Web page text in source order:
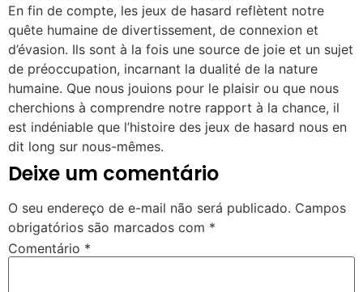
En fin de compte, les jeux de hasard reflètent notre
quête humaine de divertissement, de connexion et
d’évasion. Ils sont à la fois une source de joie et un sujet
de préoccupation, incarnant la dualité de la nature
humaine. Que nous jouions pour le plaisir ou que nous
cherchions à comprendre notre rapport à la chance, il
est indéniable que l’histoire des jeux de hasard nous en
dit long sur nous-mêmes.
Deixe um comentário
O seu endereço de e-mail não será publicado. Campos
obrigatórios são marcados com *
Comentário *